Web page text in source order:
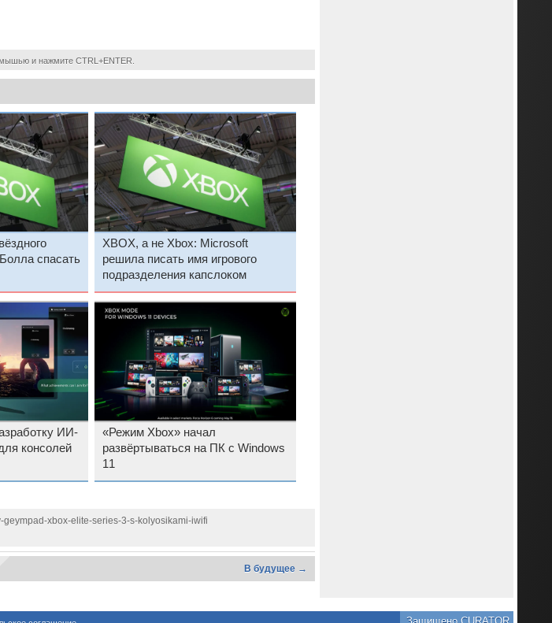
и нажмите CTRL+ENTER.
спасать
XBOX, а не Xbox: Microsoft
решила писать имя игрового
подразделения капслоком
ИИ-
консолей
«Режим Xbox» начал
развёртываться на ПК с Windows
11
xbox-elite-series-3-s-kolyosikami-iwifi
В будущее →